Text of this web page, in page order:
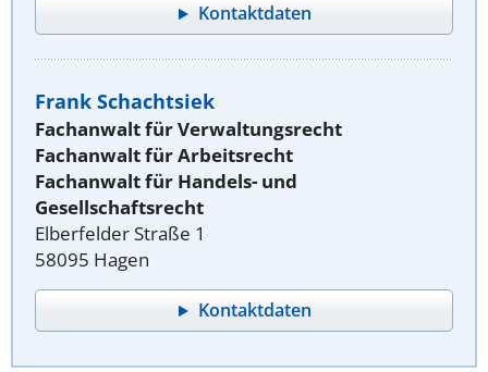
Kontaktdaten
Frank Schachtsiek
Fachanwalt für Verwaltungsrecht
Fachanwalt für Arbeitsrecht
Fachanwalt für Handels- und
Gesellschaftsrecht
Elberfelder Straße 1
58095 Hagen
Kontaktdaten